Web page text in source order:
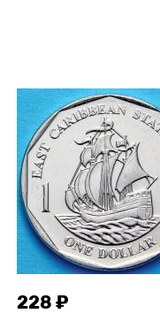
228 ₽